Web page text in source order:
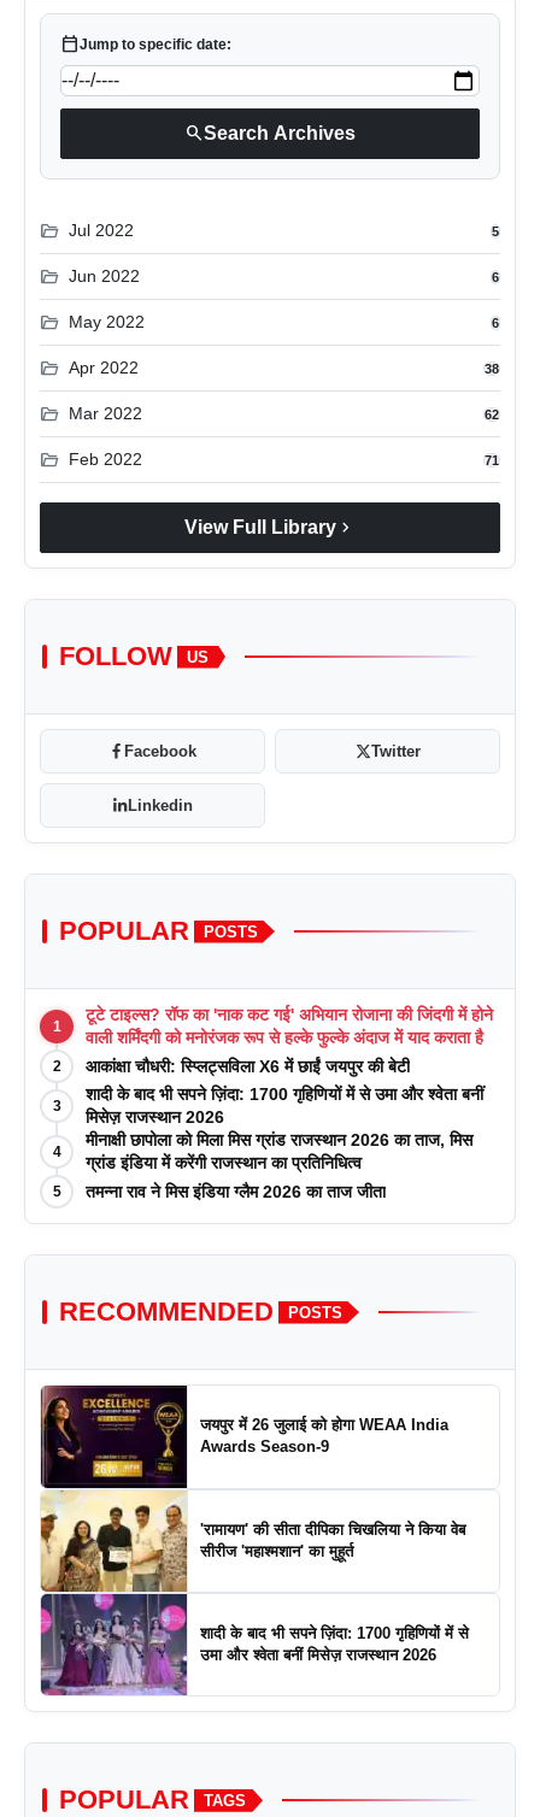
calendar_todayJump to specific date:
searchSearch Archives
folder_open Jul 2022 5
folder_open Jun 2022 6
folder_open May 2022 6
folder_open Apr 2022 38
folder_open Mar 2022 62
folder_open Feb 2022 71
View Full Library chevron_right
FOLLOW US
Facebook Twitter
Linkedin
POPULAR POSTS
1
टूटे टाइल्स? रॉफ का 'नाक कट गई' अभियान रोजाना की जिंदगी में होने
वाली शर्मिंदगी को मनोरंजक रूप से हल्के फुल्के अंदाज में याद कराता है
2 आकांक्षा चौधरी: स्प्लिट्सविला X6 में छाईं जयपुर की बेटी
3
शादी के बाद भी सपने ज़िंदा: 1700 गृहिणियों में से उमा और श्वेता बनीं
मिसेज़ राजस्थान 2026
4
मीनाक्षी छापोला को मिला मिस ग्रांड राजस्थान 2026 का ताज, मिस
ग्रांड इंडिया में करेंगी राजस्थान का प्रतिनिधित्व
5 तमन्ना राव ने मिस इंडिया ग्लैम 2026 का ताज जीता
RECOMMENDED POSTS
जयपुर में 26 जुलाई को होगा WEAA India
Awards Season-9
'रामायण' की सीता दीपिका चिखलिया ने किया वेब
सीरीज 'महाश्मशान' का मुहूर्त
शादी के बाद भी सपने ज़िंदा: 1700 गृहिणियों में से
उमा और श्वेता बनीं मिसेज़ राजस्थान 2026
POPULAR TAGS